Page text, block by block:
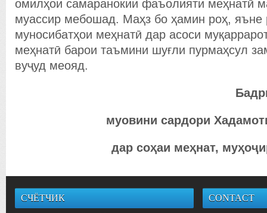
омилҳои самаранокии фаъолияти меҳнатӣ
муассир мебошад. Маҳз бо ҳамин роҳ, яъне
муносибатҳои меҳнатӣ дар асоси
меҳнатӣ барои таъмини шуғли пурмаҳсул
вуҷуд меояд.
муовини сардори
дар соҳаи меҳнат,
СЧЁТЧИК CONTACT